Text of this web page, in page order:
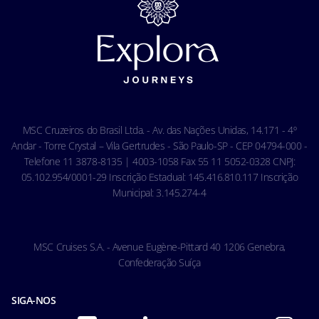
Aviso de privacidade de reconhecimento facial
Ocean Cay MSC Marine Reserve
Termos e Condições Gerais - Agência
Termos e Condições Gerais - Online
Condições Gerais do Seguro Viagem
Carta de Direitos dos Passageiros
Condições gerais de transporte
MSC Cruzeiros do Brasil Ltda. - Av. das Nações Unidas, 14.171 - 4º
Andar - Torre Crystal – Vila Gertrudes - São Paulo-SP - CEP 04794-000 -
Telefone 11 3878-8135 | 4003-1058 Fax 55 11 5052-0328 CNPJ:
05.102.954/0001-29 Inscrição Estadual: 145.416.810.117 Inscrição
Municipal: 3.145.274-4
MSC Cruises S.A. - Avenue Eugène-Pittard 40 1206 Genebra,
Confederação Suíça
SIGA-NOS